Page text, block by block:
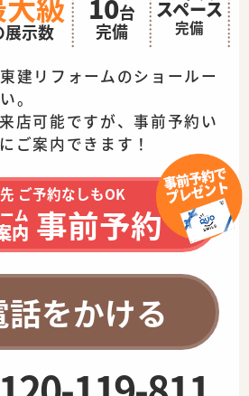
展示数
10台
完備
スペース
完備
建リフォームのショールー
。
店可能ですが、事前予約い
ご案内できます！
ご予約なしもOK
ム
内 事前予約
話をかける